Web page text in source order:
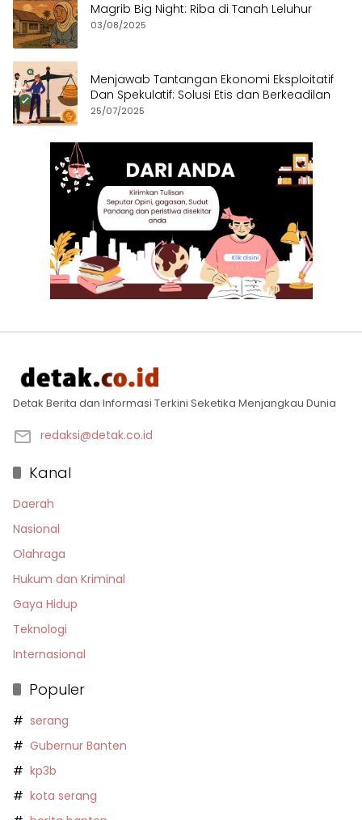
Magrib Big Night: Riba di Tanah Leluhur
03/08/2025
Menjawab Tantangan Ekonomi Eksploitatif
Dan Spekulatif: Solusi Etis dan Berkeadilan
25/07/2025
Detak Berita dan Informasi Terkini Seketika Menjangkau Dunia
redaksi@detak.co.id
Kanal
Daerah
Nasional
Olahraga
Hukum dan Kriminal
Gaya Hidup
Teknologi
Internasional
Populer
serang
Gubernur Banten
kp3b
kota serang